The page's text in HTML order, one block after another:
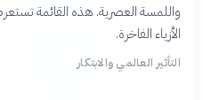
واللمسة العصرية. هذه القائمة
الأزياء الفاخرة.
التأثير العالمي والابتكار